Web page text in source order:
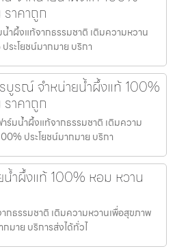
าคาถูก
ำผึ้งแท้จากธรรมชาติ เติมความหวาน
ระโยชน์มากมาย บริกา
บูรณ์ จำหน่ายน้ำผึ้งแท้ 100%
าคาถูก
ร์มน้ำผึ้งแท้จากธรรมชาติ เติมความ
ประโยชน์มากมาย บริกา
น้ำผึ้งแท้ 100% หอม หวาน
กธรรมชาติ เติมความหวานเพื่อสุขภาพ
มาย บริการส่งได้ทั่วไ